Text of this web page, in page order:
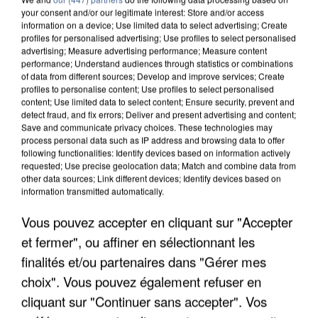
APRÈS TOUTES CES CANICULES, LES REFUGES
DE FAUNE SAUVAGE SONT...
your consent and/or our legitimate interest: Store and/or access
information on a device; Use limited data to select advertising; Create
profiles for personalised advertising; Use profiles to select personalised
advertising; Measure advertising performance; Measure content
performance; Understand audiences through statistics or combinations
of data from different sources; Develop and improve services; Create
profiles to personalise content; Use profiles to select personalised
content; Use limited data to select content; Ensure security, prevent and
detect fraud, and fix errors; Deliver and present advertising and content;
Save and communicate privacy choices. These technologies may
process personal data such as IP address and browsing data to offer
following functionalities: Identify devices based on information actively
requested; Use precise geolocation data; Match and combine data from
other data sources; Link different devices; Identify devices based on
information transmitted automatically.
Vous pouvez accepter en cliquant sur "Accepter
et fermer", ou affiner en sélectionnant les
finalités et/ou partenaires dans "Gérer mes
choix". Vous pouvez également refuser en
cliquant sur "Continuer sans accepter". Vos